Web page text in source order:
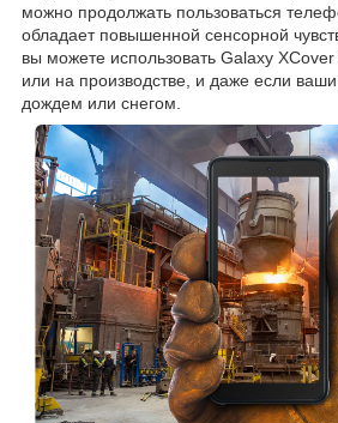
можно продолжать пользоваться
обладает повышенной сенсорной
вы можете использовать Galaxy
или на производстве, и даже если
дождем или снегом.